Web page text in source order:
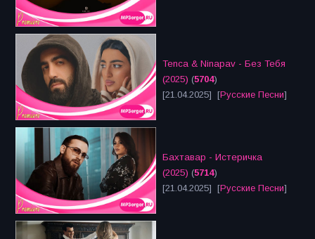
Tenca & Ninapav - Без Тебя
(2025) (5704)
[21.04.2025] [Русские Песни]
Бахтавар - Истеричка
(2025) (5714)
[21.04.2025] [Русские Песни]